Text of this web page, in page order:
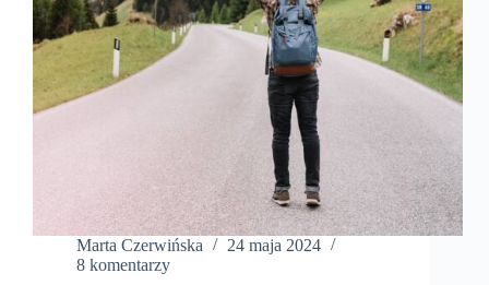
Marta Czerwińska
24 maja 2024
8 komentarzy